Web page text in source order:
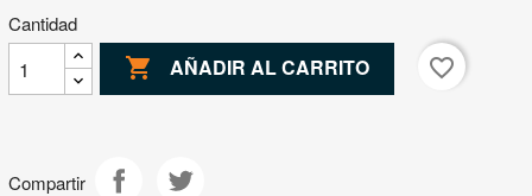
Cantidad
 AÑADIR AL CARRITO favorite_border
Compartir